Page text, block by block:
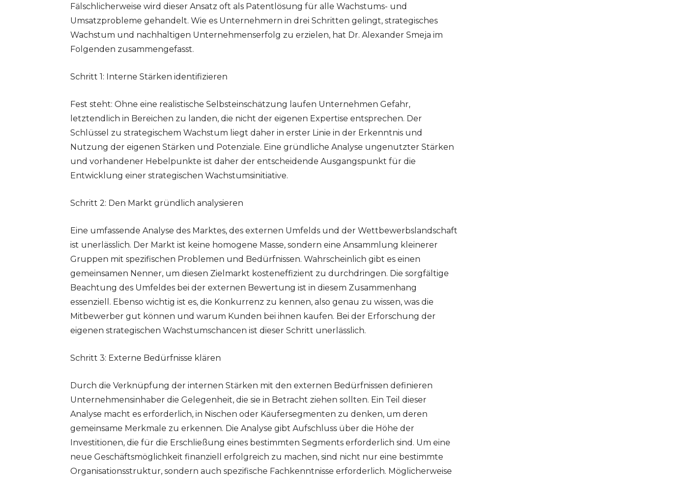
Fälschlicherweise wird dieser Ansatz oft als Patentlösung für alle Wachstums- und
Umsatzprobleme gehandelt. Wie es Unternehmern in drei Schritten gelingt, strategisches
Wachstum und nachhaltigen Unternehmenserfolg zu erzielen, hat Dr. Alexander Smeja im
Folgenden zusammengefasst.
Schritt 1: Interne Stärken identifizieren
Fest steht: Ohne eine realistische Selbsteinschätzung laufen Unternehmen Gefahr,
letztendlich in Bereichen zu landen, die nicht der eigenen Expertise entsprechen. Der
Schlüssel zu strategischem Wachstum liegt daher in erster Linie in der Erkenntnis und
Nutzung der eigenen Stärken und Potenziale. Eine gründliche Analyse ungenutzter Stärken
und vorhandener Hebelpunkte ist daher der entscheidende Ausgangspunkt für die
Entwicklung einer strategischen Wachstumsinitiative.
Schritt 2: Den Markt gründlich analysieren
Eine umfassende Analyse des Marktes, des externen Umfelds und der Wettbewerbslandschaft
ist unerlässlich. Der Markt ist keine homogene Masse, sondern eine Ansammlung kleinerer
Gruppen mit spezifischen Problemen und Bedürfnissen. Wahrscheinlich gibt es einen
gemeinsamen Nenner, um diesen Zielmarkt kosteneffizient zu durchdringen. Die sorgfältige
Beachtung des Umfeldes bei der externen Bewertung ist in diesem Zusammenhang
essenziell. Ebenso wichtig ist es, die Konkurrenz zu kennen, also genau zu wissen, was die
Mitbewerber gut können und warum Kunden bei ihnen kaufen. Bei der Erforschung der
eigenen strategischen Wachstumschancen ist dieser Schritt unerlässlich.
Schritt 3: Externe Bedürfnisse klären
Durch die Verknüpfung der internen Stärken mit den externen Bedürfnissen definieren
Unternehmensinhaber die Gelegenheit, die sie in Betracht ziehen sollten. Ein Teil dieser
Analyse macht es erforderlich, in Nischen oder Käufersegmenten zu denken, um deren
gemeinsame Merkmale zu erkennen. Die Analyse gibt Aufschluss über die Höhe der
Investitionen, die für die Erschließung eines bestimmten Segments erforderlich sind. Um eine
neue Geschäftsmöglichkeit finanziell erfolgreich zu machen, sind nicht nur eine bestimmte
Organisationsstruktur, sondern auch spezifische Fachkenntnisse erforderlich. Möglicherweise